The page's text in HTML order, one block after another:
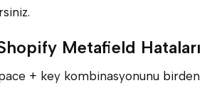
Metafield Hataları
+ key kombinasyonunu birden